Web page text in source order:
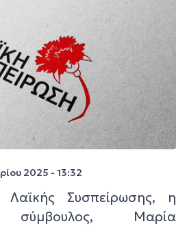
2025 - 13:32
Συσπείρωσης, η
σύμβουλος, Μαρία